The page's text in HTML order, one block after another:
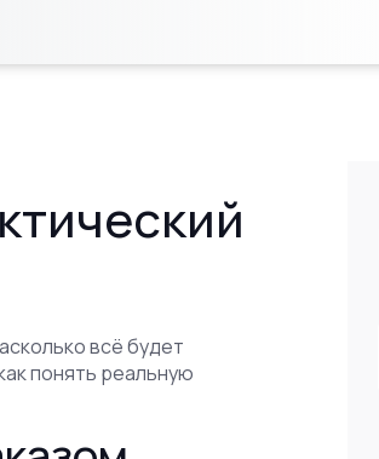
всё будет
понять реальную